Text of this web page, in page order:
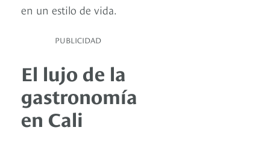
en un estilo de vida.
PUBLICIDAD
El lujo de la
gastronomía
en Cali